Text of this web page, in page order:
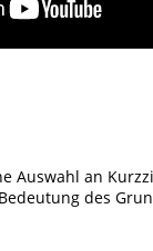
Auswahl an
des